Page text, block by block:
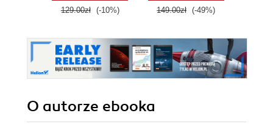
129.00zł (-10%) 149.00zł (-49%)
O autorze ebooka